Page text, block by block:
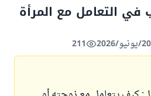
في التعامل مع المرأة
211